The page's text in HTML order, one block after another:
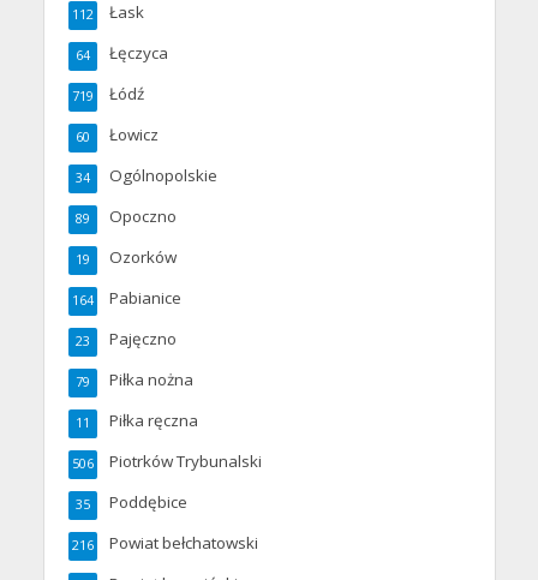
Łask
112
Łęczyca
64
Łódź
719
Łowicz
60
Ogólnopolskie
34
Opoczno
89
Ozorków
19
Pabianice
164
Pajęczno
23
Piłka nożna
79
Piłka ręczna
11
Piotrków Trybunalski
506
Poddębice
35
Powiat bełchatowski
216